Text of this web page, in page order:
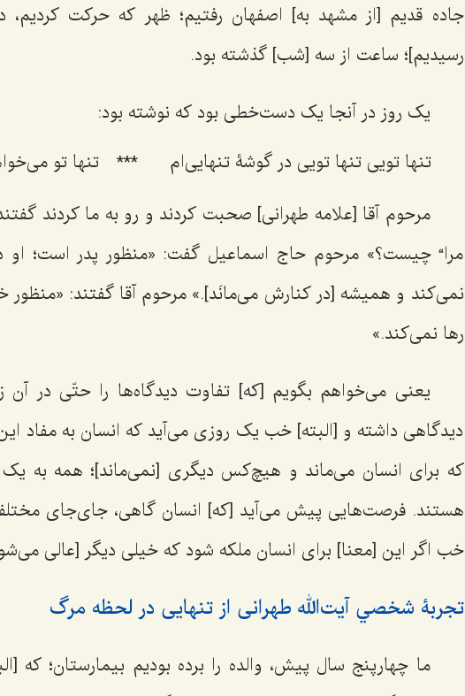
جاده قدیم [از مشهد به] اصفهان رفتیم؛ ظهر که حرکت
رسیدیم]؛ ساعت از سه [شب] گذشته بود.
یک روز در آنجا یک دست‌خطی بود که نوشته بود:
تنها تویی تنها تویی در گوشۀ تنهایی‌ام
*** تنها تو
مرحوم آقا [علامه طهرانی] صحبت کردند و رو به ما کردند
مرا“ چیست؟» مرحوم حاج اسماعیل گفت: «منظور پدر است؛ او
نمی‌کند و همیشه [در کنارش می‌مانَد].» مرحوم آقا گفتند: «منظور
رها نمی‌کند.»
یعنی می‌خواهم بگویم [که] تفاوت دیدگاه‌ها را حتّی در آن
دیدگاهی داشته و [البته] خب یک روزی می‌آید که انسان به مفاد
که برای انسان می‌ماند و هیچ‌کس دیگری [نمی‌ماند]؛ همه به
هستند. فرصت‌هایی پیش می‌آید [که] انسان گاهی، جای‌جای
خب اگر این [معنا] برای انسان ملکه شود که خیلی دیگر [عالی
تجربۀ شخصي آيت‌الله طهرانی از تنهایی در لحظه مرگ
ما چهارپنج سال پیش، والده را برده بودیم بیمارستان؛ که